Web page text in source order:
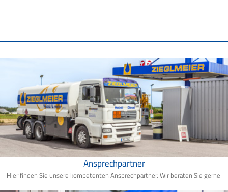
Ansprechpartner
Hier finden Sie unsere kompetenten Ansprechpartner. Wir beraten Sie gerne!